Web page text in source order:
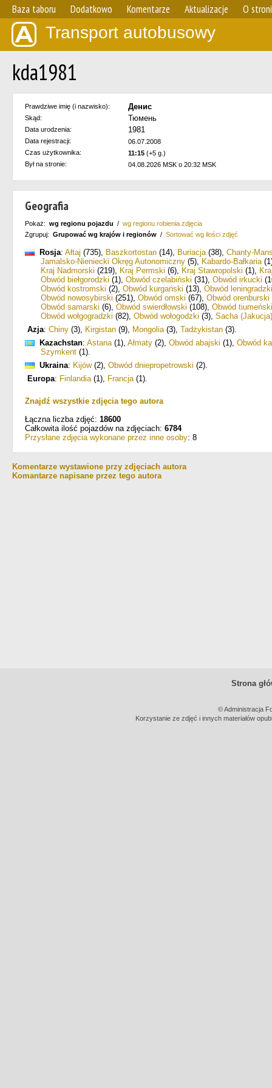
Baza taboru Dodatkowo Komentarze Aktualizacje O
Transport autobusowy
kda1981
Prawdziwe imię (i nazwisko): Денис
Skąd: Тюмень
Data urodzenia: 1981
Data rejestracji:
06.07.2008
Czas użytkownika:
11:15 (+5 g.)
Był na stronie:
04.08.2026 MSK o 20:32 MSK
Geografia
Pokaż: wg regionu pojazdu / wg regionu robienia zdjęcia
Zgrupuj: Grupować wg krajów i regionów / Sortować wg ilości zdjęć
Rosja: Ałtaj (735), Baszkortostan (14), Buriacja(38), Chanty-
Jamalsko-Nieniecki Okręg Autonomiczny (5), Kabardo-Bałkaria
Kraj Nadmorski (219), Kraj Permski (6), Kraj Stawropolski (1),
Obwód biełgorodzki (1), Obwód czelabiński (31), Obwód irkucki
Obwód kostromski (2), Obwód kurgański (13), Obwód leningradzki
Obwód nowosybirski (251), Obwód omski (67), Obwód orenburski
Obwód samarski (6), Obwód swierdłowski (108), Obwód tiumeński
Obwód wołgogradzki (82), Obwód wołogodzki (3), Sacha (Jakucja)
Azja: Chiny (3), Kirgistan (9), Mongolia(3), Tadżykistan (3).
Kazachstan: Astana(1), Ałmaty (2), Obwód abajski (1), Obwód
Szymkent (1).
Ukraina: Kijów(2), Obwód dniepropetrowski (2).
Europa: Finlandia(1), Francja(1).
Znajdź wszystkie zdjęcia tego autora
Łączna liczba zdjęć: 18600
Całkowita ilość pojazdów na zdjęciach: 6784
Przysłane zdjęcia wykonane przez inne osoby: 8
Komentarze wystawione przy zdjęciach autora
Komantarze napisane przez tego autora
Strona
© Administracja
Korzystanie ze zdjęć i innych materiałów